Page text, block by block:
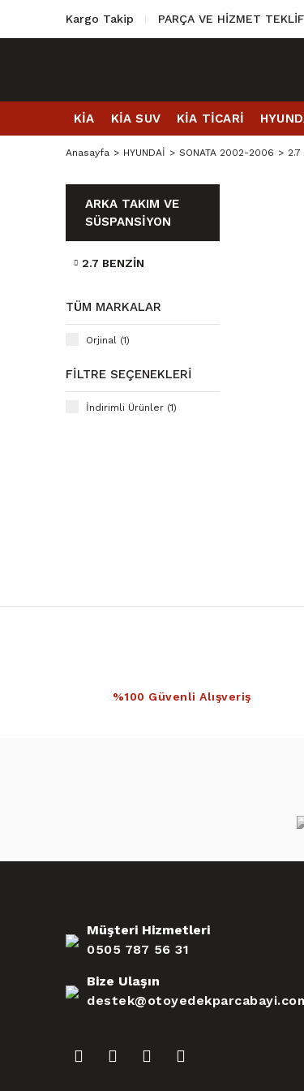
Kargo Takip PARÇA VE HİZMET
KİA KİA SUV KİA TİCARİ
Anasayfa HYUNDAİ SONATA 2002-2006 2.7
ARKA TAKIM VE
SÜSPANSİYON
2.7 BENZİN
TÜM MARKALAR
Orjinal (1)
FILTRE SEÇENEKLERI
İndirimli Ürünler (1)
%100 Güvenli Alışveriş
Müşteri Hizmetleri
0505 787 56 31
Bize Ulaşın